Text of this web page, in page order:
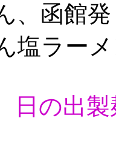
、函館
塩ラー
日の出